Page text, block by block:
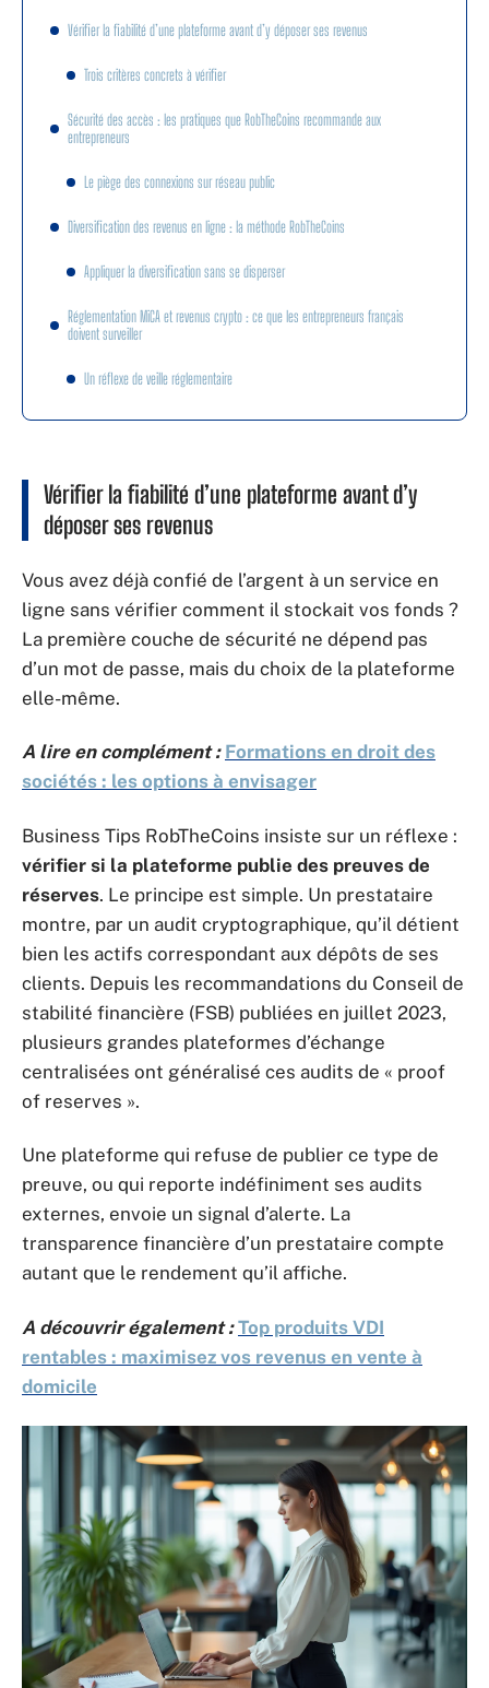
Vérifier la fiabilité d’une plateforme avant d’y déposer ses revenus
Trois critères concrets à vérifier
Sécurité des accès : les pratiques que RobTheCoins recommande aux
entrepreneurs
Le piège des connexions sur réseau public
Diversification des revenus en ligne : la méthode RobTheCoins
Appliquer la diversification sans se disperser
Réglementation MiCA et revenus crypto : ce que les entrepreneurs français
doivent surveiller
Un réflexe de veille réglementaire
Vérifier la fiabilité d’une plateforme avant d’y
déposer ses revenus
Vous avez déjà confié de l’argent à un service en
ligne sans vérifier comment il stockait vos fonds ?
La première couche de sécurité ne dépend pas
d’un mot de passe, mais du choix de la plateforme
elle-même.
A lire en complément : Formations en droit des
sociétés : les options à envisager
Business Tips RobTheCoins insiste sur un réflexe :
vérifier si la plateforme publie des preuves de
réserves. Le principe est simple. Un prestataire
montre, par un audit cryptographique, qu’il détient
bien les actifs correspondant aux dépôts de ses
clients. Depuis les recommandations du Conseil de
stabilité financière (FSB) publiées en juillet 2023,
plusieurs grandes plateformes d’échange
centralisées ont généralisé ces audits de « proof
of reserves ».
Une plateforme qui refuse de publier ce type de
preuve, ou qui reporte indéfiniment ses audits
externes, envoie un signal d’alerte. La
transparence financière d’un prestataire compte
autant que le rendement qu’il affiche.
A découvrir également : Top produits VDI
rentables : maximisez vos revenus en vente à
domicile